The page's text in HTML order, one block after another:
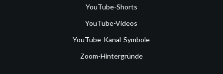
YouTube-Shorts
YouTube-Videos
YouTube-Kanal-Symbole
Zoom-Hintergründe